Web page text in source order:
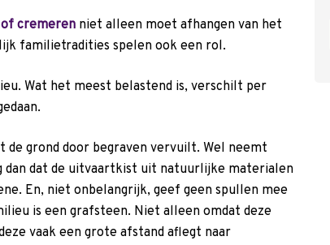
cremeren niet alleen moet afhangen van het
familietradities spelen ook een rol.
Wat het meest belastend is, verschilt per
grond door begraven vervuilt. Wel neemt
dan dat de uitvaartkist uit natuurlijke materialen
En, niet onbelangrijk, geef geen spullen mee
is een grafsteen. Niet alleen omdat deze
vaak een grote afstand aflegt naar